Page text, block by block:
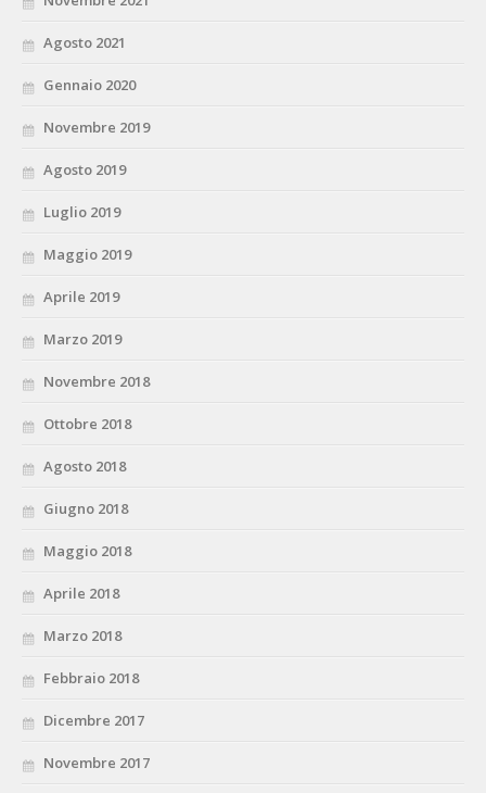
Agosto 2021
Gennaio 2020
Novembre 2019
Agosto 2019
Luglio 2019
Maggio 2019
Aprile 2019
Marzo 2019
Novembre 2018
Ottobre 2018
Agosto 2018
Giugno 2018
Maggio 2018
Aprile 2018
Marzo 2018
Febbraio 2018
Dicembre 2017
Novembre 2017